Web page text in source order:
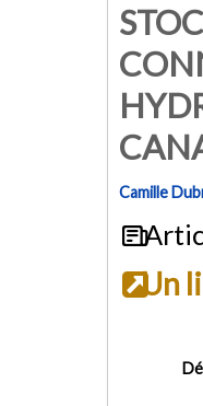
Camille
Un